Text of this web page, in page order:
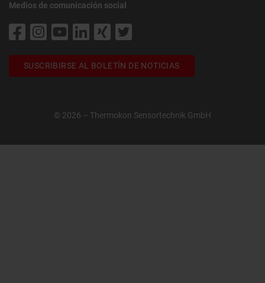
Medios de comunicación social
SUSCRIBIRSE AL BOLETÍN DE NOTICIAS
© 2026 – Thermokon Sensortechnik GmbH